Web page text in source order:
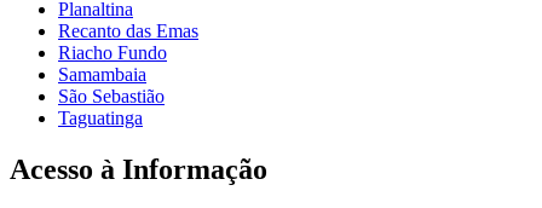
Planaltina
Recanto das Emas
Riacho Fundo
Samambaia
São Sebastião
Taguatinga
Acesso à Informação